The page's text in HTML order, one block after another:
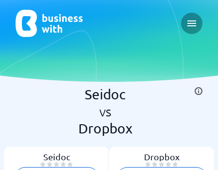
Open
Seidoc
vs
Dropbox
Seidoc Dropbox